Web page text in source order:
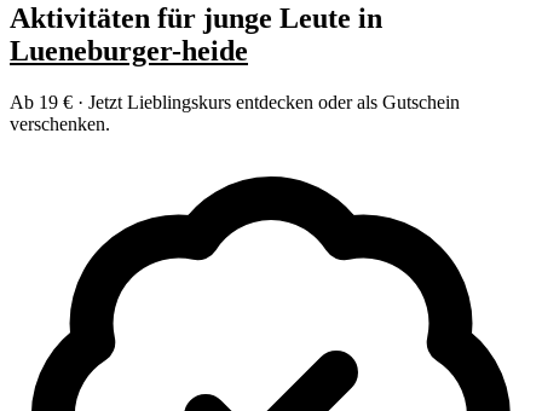
Aktivitäten für junge Leute in
Lueneburger-heide
Ab 19 € · Jetzt Lieblingskurs entdecken oder als Gutschein
verschenken.